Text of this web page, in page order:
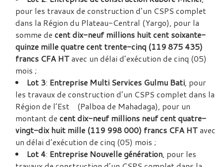
pour les travaux de construction d’un CSPS complet
dans la Région du Plateau-Central (Yargo), pour la
somme de cent dix-neuf millions huit cent soixante-
quinze mille quatre cent trente-cinq (119 875 435)
francs CFA HTavec un délai d’exécution de cinq (05)
mois ;
Lot 3: Entreprise Multi Services Gulmu Bati, pour
les travaux de construction d’un CSPS complet dans la
Région de l’Est (Palboa de Mahadaga), pour un
montant de cent dix-neuf millions neuf cent quatre-
vingt-dix huit mille (119 998 000) francs CFA HTavec
un délai d’exécution de cinq (05) mois ;
Lot 4: Entreprise Nouvelle génération, pour les